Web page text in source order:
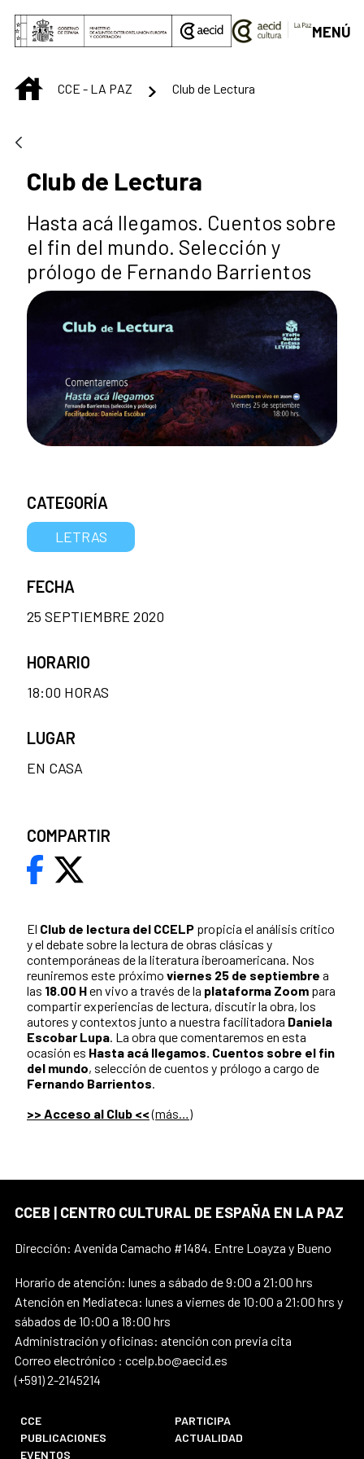
Saltar al contenido principal
MENÚ
INICIOCCE - LA PAZ Club de Lectura
Club de Lectura
Hasta acá llegamos. Cuentos sobre
el fin del mundo. Selección y
prólogo de Fernando Barrientos
El Club de lectura del CCELP propicia el análisis crítico
y el debate sobre la lectura de obras clásicas y
contemporáneas de la literatura iberoamericana. Nos
reuniremos este próximo viernes 25 de septiembre a
las 18.00 Hen vivo a través de la plataforma Zoom para
compartir experiencias de lectura, discutir la obra, los
autores y contextos junto a nuestra facilitadora Daniela
Escobar Lupa. La obra que comentaremos en esta
ocasión es Hasta acá llegamos. Cuentos sobre el fin
del mundo, selección de cuentos y prólogo a cargo de
Fernando Barrientos.
>> Acceso al Club << (más…)
CATEGORÍA
LETRAS
FECHA
25 SEPTIEMBRE 2020
HORARIO
18:00 HORAS
LUGAR
EN CASA
COMPARTIR
CCEB | CENTRO CULTURAL DE ESPAÑA EN LA PAZ
Dirección: Avenida Camacho #1484. Entre Loayza y Bueno
Horario de atención: lunes a sábado de 9:00 a 21:00 hrs
Atención en Mediateca: lunes a viernes de 10:00 a 21:00 hrs y
sábados de 10:00 a 18:00 hrs
Administración y oficinas: atención con previa cita
Correo electrónico : ccelp.bo@aecid.es
(+591) 2-2145214
CCE
PARTICIPA
PUBLICACIONES
ACTUALIDAD
EVENTOS